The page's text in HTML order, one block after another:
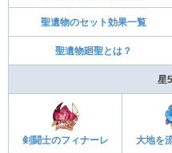
聖遺物のセット効果一覧
聖遺物廻聖とは？
星
剣闘士のフィナーレ 大地を